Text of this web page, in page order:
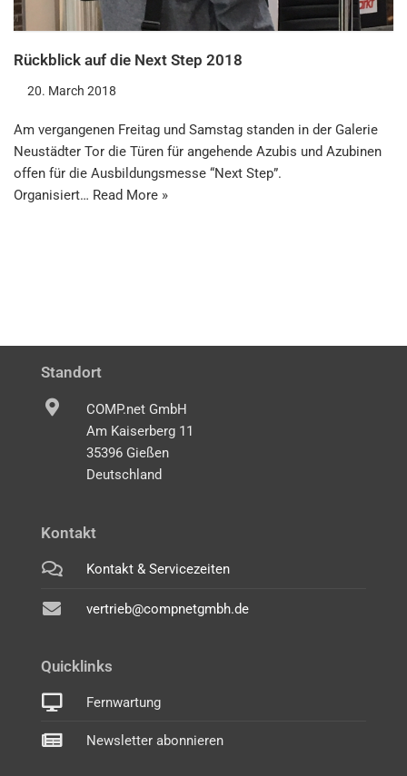
Rückblick auf die Next Step 2018
20. March 2018
Am vergangenen Freitag und Samstag standen in der Galerie
Neustädter Tor die Türen für angehende Azubis und Azubinen
offen für die Ausbildungsmesse “Next Step”.
Organisiert… Read More »
Standort
COMP.net GmbH
Am Kaiserberg 11
35396 Gießen
Deutschland
Kontakt
Kontakt & Servicezeiten
vertrieb@compnetgmbh.de
Quicklinks
Fernwartung
Newsletter abonnieren